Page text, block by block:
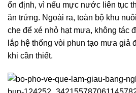
ổn định, vì nếu mực nước liên tục
ăn trứng. Ngoài ra, toàn bộ khu
che để xé nhỏ hạt mưa, không tác
lắp hệ thống vòi phun tạo mưa giả
khi cần thiết.